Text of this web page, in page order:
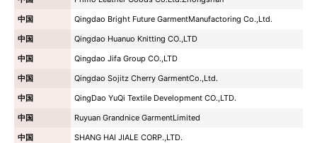
中国
Qingdao Bright Future GarmentManufactoring Co.,Ltd.
中国
Qingdao Huanuo Knitting CO.,LTD
中国
Qingdao Jifa Group CO.,LTD
中国
Qingdao Sojitz Cherry GarmentCo.,Ltd.
中国
QingDao YuQi Textile Development CO.,LTD.
中国
Ruyuan Grandnice GarmentLimited
中国
SHANG HAI JIALE CORP.,LTD.